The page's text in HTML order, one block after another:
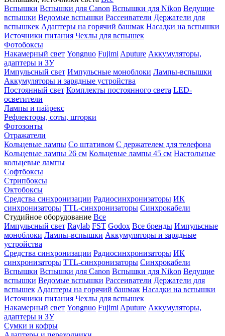
Вспышки Вспышки для Canon Вспышки для Nikon Ведущие
вспышки Ведомые вспышки Рассеиватели Держатели для
вспышкек Адаптеры на горячий башмак Насадки на вспышки
Источники питания Чехлы для вспышек
Фотобоксы
Накамерный свет Yongnuo Fujimi Aputure Аккумуляторы,
адаптеры и ЗУ
Импульсный свет Импульсные моноблоки Лампы-вспышки
Аккумуляторы и зарядные устройства
Постоянный свет Комплекты постоянного света LED-
осветители
Лампы и пайрекс
Рефлекторы, соты, шторки
Фотозонты
Отражатели
Кольцевые лампы Со штативом С держателем для телефона
Кольцевые лампы 26 см Кольцевые лампы 45 см Настольные
кольцевые лампы
Софтбоксы
Стрипбоксы
Октобоксы
Средства синхронизации Радиосинхронизаторы ИК
синхронизаторы TTL-синхронизаторы Синхрокабели
Студийное оборудование Все
Импульсный свет Raylab FST Godox Все бренды Импульсные
моноблоки Лампы-вспышки Аккумуляторы и зарядные
устройства
Средства синхронизации Радиосинхронизаторы ИК
синхронизаторы TTL-синхронизаторы Синхрокабели
Вспышки Вспышки для Canon Вспышки для Nikon Ведущие
вспышки Ведомые вспышки Рассеиватели Держатели для
вспышек Адаптеры на горячий башмак Насадки на вспышки
Источники питания Чехлы для вспышек
Накамерный свет Yongnuo Fujimi Aputure Аккумуляторы,
адаптеры и ЗУ
Сумки и кофры